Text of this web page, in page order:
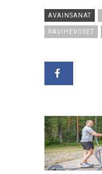
AVAINSANAT
RAVIHEVOSET